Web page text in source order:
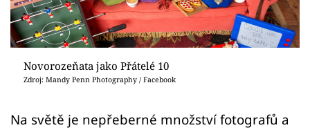
Sledujte prima+
Přihlášení
Sledujte nás
Novorozeňata jako Přátelé 10
Zdroj: Mandy Penn Photography / Facebook
Na světě je nepřeberné množství fotografů a